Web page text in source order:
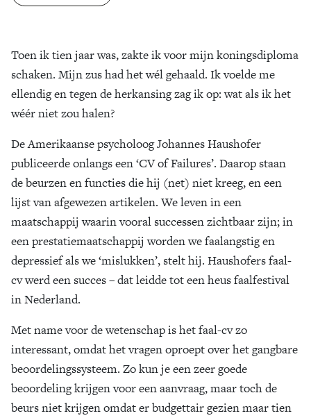
Zoek
Toen ik tien jaar was, zakte ik voor mijn koningsdiploma
schaken. Mijn zus had het wél gehaald. Ik voelde me
ellendig en tegen de herkansing zag ik op: wat als ik het
wéér niet zou halen?
De Amerikaanse psycholoog Johannes Haushofer
publiceerde onlangs een ‘CV of Failures’. Daarop staan
de beurzen en functies die hij (net) niet kreeg, en een
lijst van afgewezen artikelen. We leven in een
maatschappij waarin vooral successen zichtbaar zijn; in
een prestatiemaatschappij worden we faalangstig en
depressief als we ‘mislukken’, stelt hij. Haushofers faal-
cv werd een succes – dat leidde tot een heus faalfestival
in Nederland.
Met name voor de wetenschap is het faal-cv zo
interessant, omdat het vragen oproept over het gangbare
beoordelingssysteem. Zo kun je een zeer goede
beoordeling krijgen voor een aanvraag, maar toch de
beurs niet krijgen omdat er budgettair gezien maar tien